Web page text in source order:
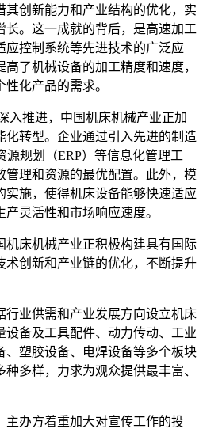
其创新能力和产业结构的优化，实
长。这一成就的背后，是高速加工
应控制系统等先进技术的广泛应
了机械设备的加工精度和速度，
化产品的需求。
入推进，中国机床机械产业正加
化转型。企业通过引入先进的制造
源规划（ERP）等信息化管理工
管理和资源的最优配置。此外，模
实施，使得机床设备能够快速适应
灵活性和市场响应速度。
机床机械产业正积极构建具有国际
术创新和产业链的优化，不断提升
行业供需和产业发展方向设立机床
设备及工具配件、动力传动、工业
、塑胶设备、电焊设备等多个板块
多样，力求为观众提供最丰富、
主办方着重加大对宣传工作的投